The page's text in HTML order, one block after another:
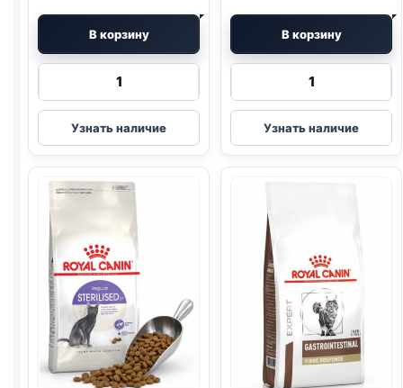
В корзину
Количество
Royal
Canin
сух.
400г
Узнать наличие
В корзину
Количество
Royal
Canin
Vet
Узнать наличие